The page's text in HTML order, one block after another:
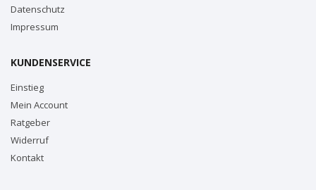
Datenschutz
Impressum
KUNDENSERVICE
Einstieg
Mein Account
Ratgeber
Widerruf
Kontakt